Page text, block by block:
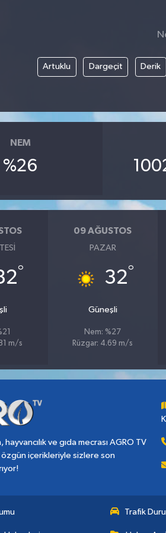
Artuklu Dargeçit Derik
NEM
%26
°
m/s
09 AĞUSTOS
PAZAR
32°
Güneşli
Nem: %27
Rüzgar: 4.69 m/s
ve gıda mecrası AGRO TV
özgün içerikleriyle sizlere son
Trafik